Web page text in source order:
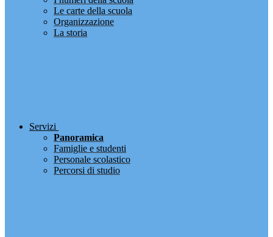
Le carte della scuola
Organizzazione
La storia
Servizi
Panoramica
Famiglie e studenti
Personale scolastico
Percorsi di studio